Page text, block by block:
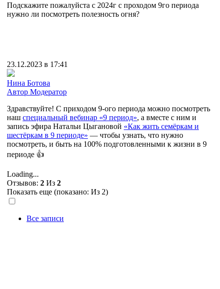
Подскажите пожалуйста с 2024г с проходом 9го периода
нужно ли посмотреть полезность огня?
23.12.2023 в 17:41
Нина Ботова
Автор Модератор
Здравствуйте! С приходом 9-ого периода можно посмотреть
наш специальный вебинар «9 период», а вместе с ним и
запись эфира Натальи Цыгановой «Как жить семёркам и
шестёркам в 9 периоде» — чтобы узнать, что нужно
посмотреть, и быть на 100% подготовленными к жизни в 9
периоде 👍
Loading...
Отзывов: 2 Из 2
Показать еще (показано: Из 2)
Все записи